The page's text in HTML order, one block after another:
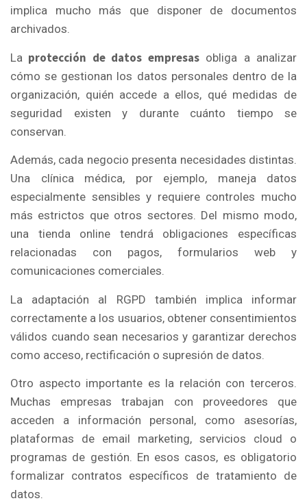
implica mucho más que disponer de documentos
archivados.
La protección de datos empresasobliga a analizar
cómo se gestionan los datos personales dentro de la
organización, quién accede a ellos, qué medidas de
seguridad existen y durante cuánto tiempo se
conservan.
Además, cada negocio presenta necesidades distintas.
Una clínica médica, por ejemplo, maneja datos
especialmente sensibles y requiere controles mucho
más estrictos que otros sectores. Del mismo modo,
una tienda online tendrá obligaciones específicas
relacionadas con pagos, formularios web y
comunicaciones comerciales.
La adaptación al RGPD también implica informar
correctamente a los usuarios, obtener consentimientos
válidos cuando sean necesarios y garantizar derechos
como acceso, rectificación o supresión de datos.
Otro aspecto importante es la relación con terceros.
Muchas empresas trabajan con proveedores que
acceden a información personal, como asesorías,
plataformas de email marketing, servicios cloud o
programas de gestión. En esos casos, es obligatorio
formalizar contratos específicos de tratamiento de
datos.